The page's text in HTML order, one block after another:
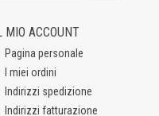
MIO ACCOUNT
Pagina personale
I miei ordini
Indirizzi spedizione
Indirizzi fatturazione